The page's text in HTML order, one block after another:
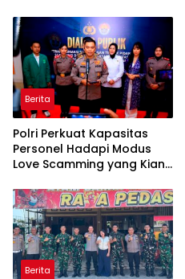
Berita
Polri Perkuat Kapasitas
Personel Hadapi Modus
Love Scamming yang Kian
Berita